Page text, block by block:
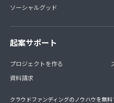
ソーシャルグッド
起案サポート
プロジェクトを作る
資料請求
クラウドファンディングのノウハウを無料